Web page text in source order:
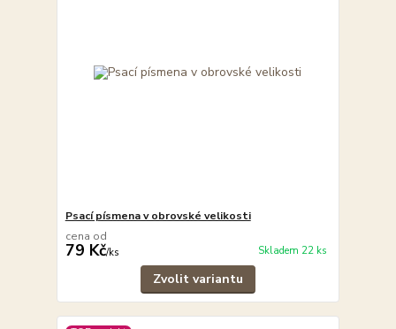
Psací písmena v obrovské velikosti
cena od
79 Kč/ks Skladem 22 ks
Zvolit variantu